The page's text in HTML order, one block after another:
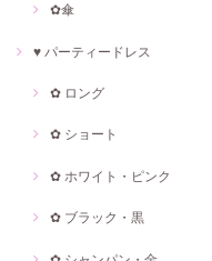
✿傘
♥ パーティードレス
✿ ロング
✿ ショート
✿ ホワイト・ピンク
✿ ブラック・黒